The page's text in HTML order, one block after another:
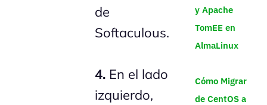
de
Softaculous.
4. En el lado
izquierdo,
y Apache
TomEE en
AlmaLinux
Cómo Migrar
de CentOS a